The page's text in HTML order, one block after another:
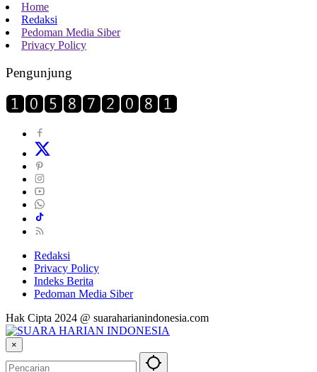
Home
Redaksi
Pedoman Media Siber
Privacy Policy
Pengunjung
Redaksi
Privacy Policy
Indeks Berita
Pedoman Media Siber
Hak Cipta 2024 @ suaraharianindonesia.com
×